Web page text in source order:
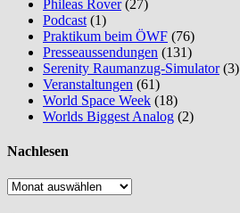
Phileas Rover(27)
Podcast (1)
Praktikum beim ÖWF (76)
Presseaussendungen (131)
Serenity Raumanzug-Simulator(3)
Veranstaltungen (61)
World Space Week (18)
Worlds Biggest Analog (2)
Nachlesen
Nachlesen